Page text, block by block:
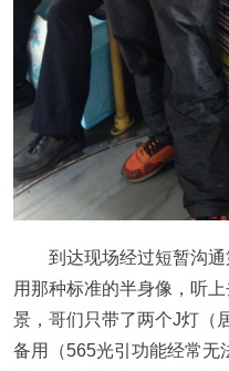
到达现场经过短暂沟
用那种标准的半身像，听
景，哥们只带了两个J灯（
备用（565光引功能经常无